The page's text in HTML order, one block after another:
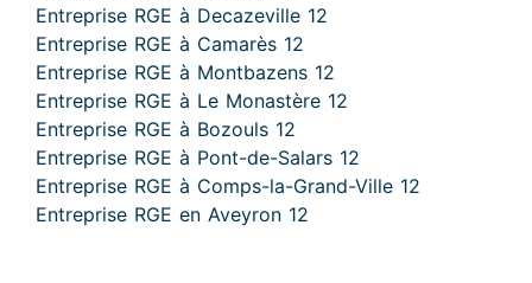
Entreprise RGE à Decazeville 12
Entreprise RGE à Camarès 12
Entreprise RGE à Montbazens 12
Entreprise RGE à Le Monastère 12
Entreprise RGE à Bozouls 12
Entreprise RGE à Pont-de-Salars 12
Entreprise RGE à Comps-la-Grand-Ville 12
Entreprise RGE en Aveyron 12